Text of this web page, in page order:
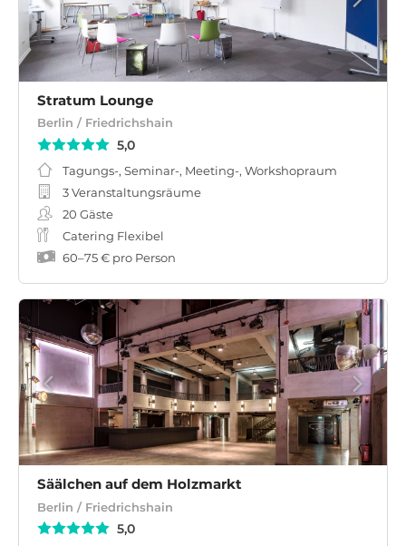
Stratum Lounge
Berlin / Friedrichshain
5,0
Tagungs-, Seminar-, Meeting-, Workshopraum
3 Veranstaltungsräume
20 Gäste
Catering Flexibel
60–75 € pro Person
Säälchen auf dem Holzmarkt
Berlin / Friedrichshain
5,0